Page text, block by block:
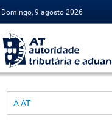
Domingo, 9 agosto 2026
A AT